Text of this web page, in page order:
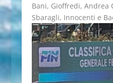
Bani, Gioffredi, Andrea
Sbaragli, Innocenti e